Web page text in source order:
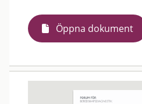
Öppna dokument